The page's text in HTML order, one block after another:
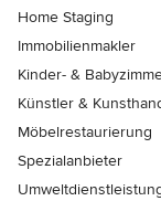
Home Staging
Immobilienmakler
Kinder- &
Künstler &
Möbelrestaurierung
Spezialanbieter